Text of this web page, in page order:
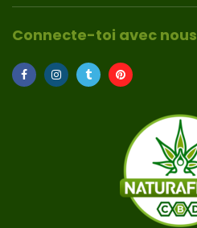
Connecte-toi avec nous